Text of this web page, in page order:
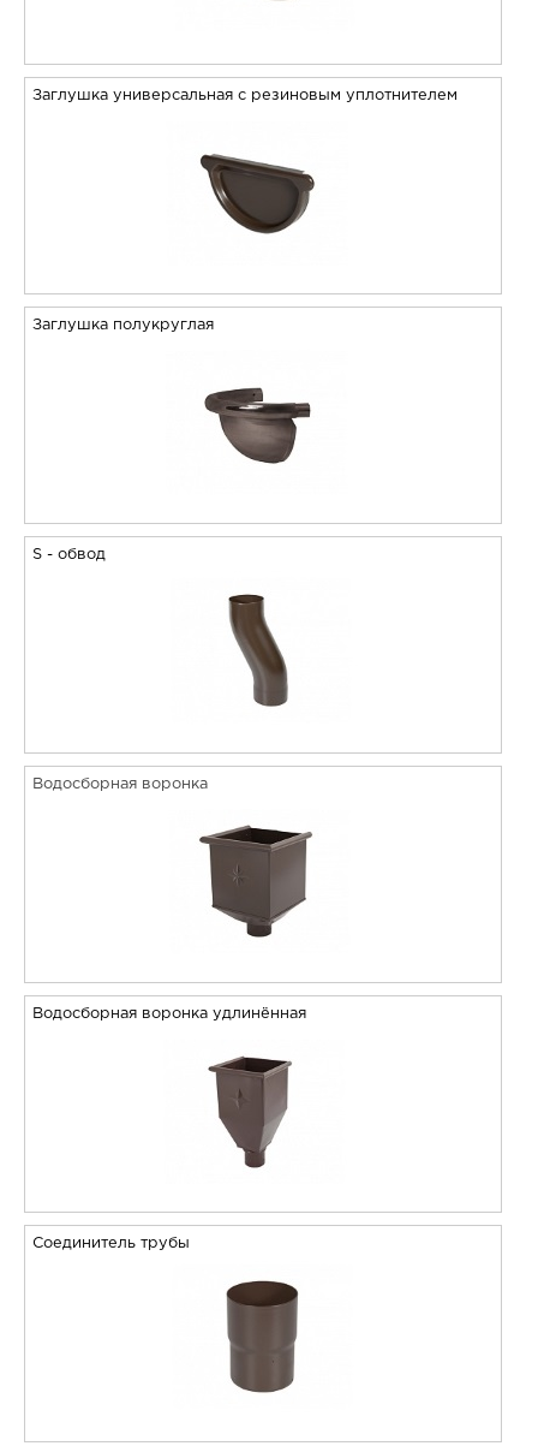
Заглушка универсальная с резиновым уплотнителем
Заглушка полукруглая
S - обвод
Водосборная воронка
Водосборная воронка удлинённая
Соединитель трубы